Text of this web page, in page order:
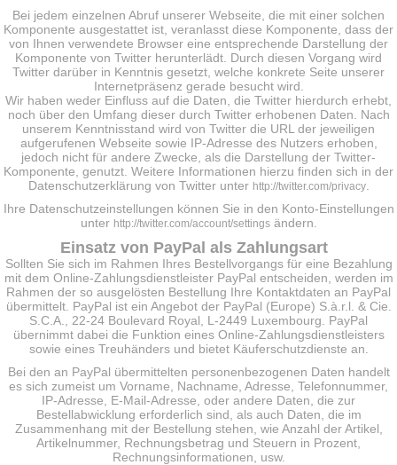
Bei jedem einzelnen Abruf unserer Webseite, die mit einer solchen
Komponente ausgestattet ist, veranlasst diese Komponente, dass der
von Ihnen verwendete Browser eine entsprechende Darstellung der
Komponente von Twitter herunterlädt. Durch diesen Vorgang wird
Twitter darüber in Kenntnis gesetzt, welche konkrete Seite unserer
Internetpräsenz gerade besucht wird.
Wir haben weder Einfluss auf die Daten, die Twitter hierdurch erhebt,
noch über den Umfang dieser durch Twitter erhobenen Daten. Nach
unserem Kenntnisstand wird von Twitter die URL der jeweiligen
aufgerufenen Webseite sowie IP-Adresse des Nutzers erhoben,
jedoch nicht für andere Zwecke, als die Darstellung der Twitter-
Komponente, genutzt. Weitere Informationen hierzu finden sich in der
Datenschutzerklärung von Twitter unter http://twitter.com/privacy.
Ihre Datenschutzeinstellungen können Sie in den Konto-Einstellungen
unter http://twitter.com/account/settingsändern.
Einsatz von PayPal als Zahlungsart
Sollten Sie sich im Rahmen Ihres Bestellvorgangs für eine Bezahlung
mit dem Online-Zahlungsdienstleister PayPal entscheiden, werden im
Rahmen der so ausgelösten Bestellung Ihre Kontaktdaten an PayPal
übermittelt. PayPal ist ein Angebot der PayPal (Europe) S.à.r.l. & Cie.
S.C.A., 22-24 Boulevard Royal, L-2449 Luxembourg. PayPal
übernimmt dabei die Funktion eines Online-Zahlungsdienstleisters
sowie eines Treuhänders und bietet Käuferschutzdienste an.
Bei den an PayPal übermittelten personenbezogenen Daten handelt
es sich zumeist um Vorname, Nachname, Adresse, Telefonnummer,
IP-Adresse, E-Mail-Adresse, oder andere Daten, die zur
Bestellabwicklung erforderlich sind, als auch Daten, die im
Zusammenhang mit der Bestellung stehen, wie Anzahl der Artikel,
Artikelnummer, Rechnungsbetrag und Steuern in Prozent,
Rechnungsinformationen, usw.